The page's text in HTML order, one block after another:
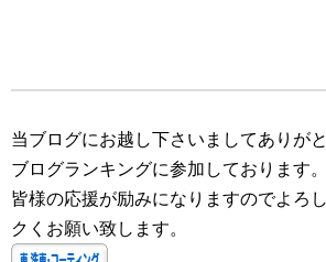
中…
当ブログにお越し下さいましてありが
ブログランキングに参加しております。
皆様の応援が励みになりますのでよろ
クくお願い致します。